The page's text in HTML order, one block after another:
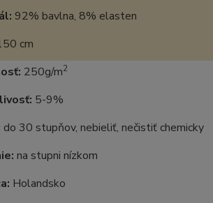
92% bavlna, 8% elasten
cm
250g/m2
5-9%
do 30 stupňov, nebieliť, nečistiť chemicky
na stupni nízkom
Holandsko